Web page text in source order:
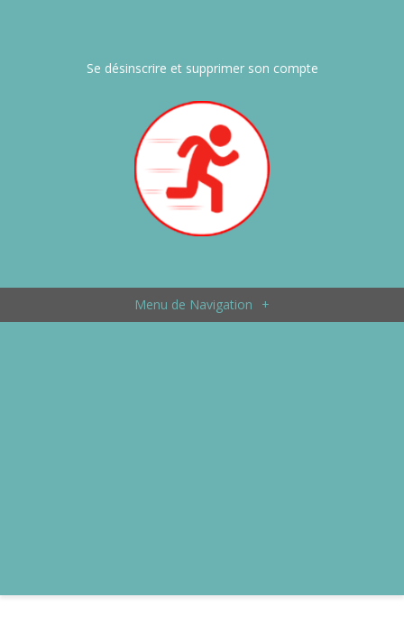
Se désinscrire et supprimer son compte
Menu de Navigation +